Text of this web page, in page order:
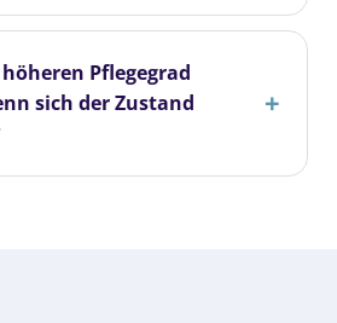
Pflegegrad
sich der Zustand